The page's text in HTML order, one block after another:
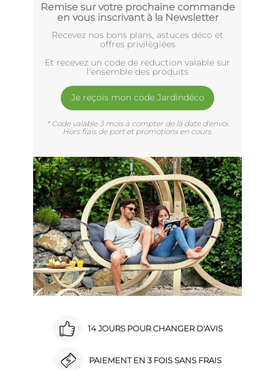
Remise sur votre prochaine commande
en vous inscrivant à la Newsletter
Recevez nos bons plans, astuces déco et
offres privilègiées
Et recevez un code de réduction valable sur
l'ensemble des produits
Je reçois mon code Jardindéco
* Code valable 3 mois à compter de la date d'envoi.
Hors frais de port et promotions en cours.
14 JOURS POUR CHANGER D'AVIS
PAIEMENT EN 3 FOIS SANS FRAIS